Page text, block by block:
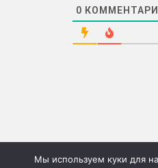
0
Мы используем куки для